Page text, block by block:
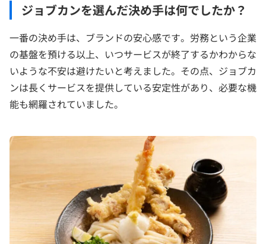
ジョブカンを選んだ決め手は何でしたか？
一番の決め手は、ブランドの安心感です。労務という企業
の基盤を預ける以上、いつサービスが終了するかわからな
いような不安は避けたいと考えました。その点、ジョブカ
ンは長くサービスを提供している安定性があり、必要な機
能も網羅されていました。